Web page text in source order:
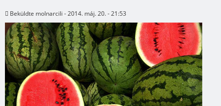
Beküldte molnarcili - 2014. máj. 20. - 21:53